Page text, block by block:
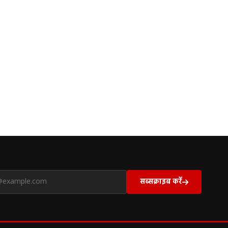
सब्सक्राइब करें